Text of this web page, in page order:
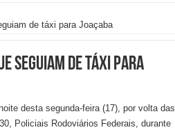
de táxi para Joaçaba
seguiam de táxi para
desta segunda-feira (17), por volta das
Policiais Rodoviários Federais, durante